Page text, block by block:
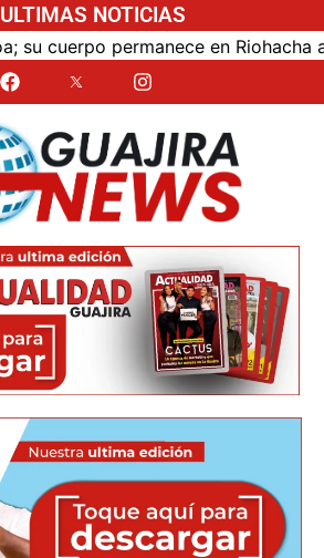
ULTIMAS NOTICIAS
permanece en Riohacha a la